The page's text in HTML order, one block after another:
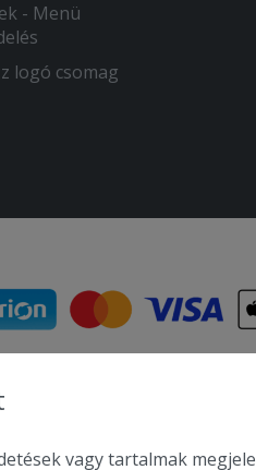
- Menü
logó csomag
vagy tartalmak